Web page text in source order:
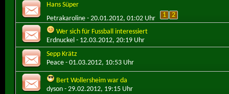
Hans Süper
Petrakaroline - 20.01.2012, 01:02 Uhr 1 2
Wer sich für Fussball interessiert
Erdnuckel - 12.03.2012, 20:19 Uhr
Sepp Krätz
Peace - 01.03.2012, 10:53 Uhr
Bert Wollersheim war da
dyson - 29.02.2012, 19:15 Uhr